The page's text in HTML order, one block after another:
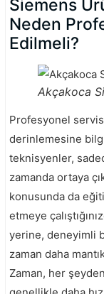
Siemens
Neden
Edilmeli?
Akçakoca
Profesyonel
derinlemesine
teknisyenler,
zamanda ortaya
konusunda da
etmeye
yerine, deneyimli
zaman daha
Zaman, her